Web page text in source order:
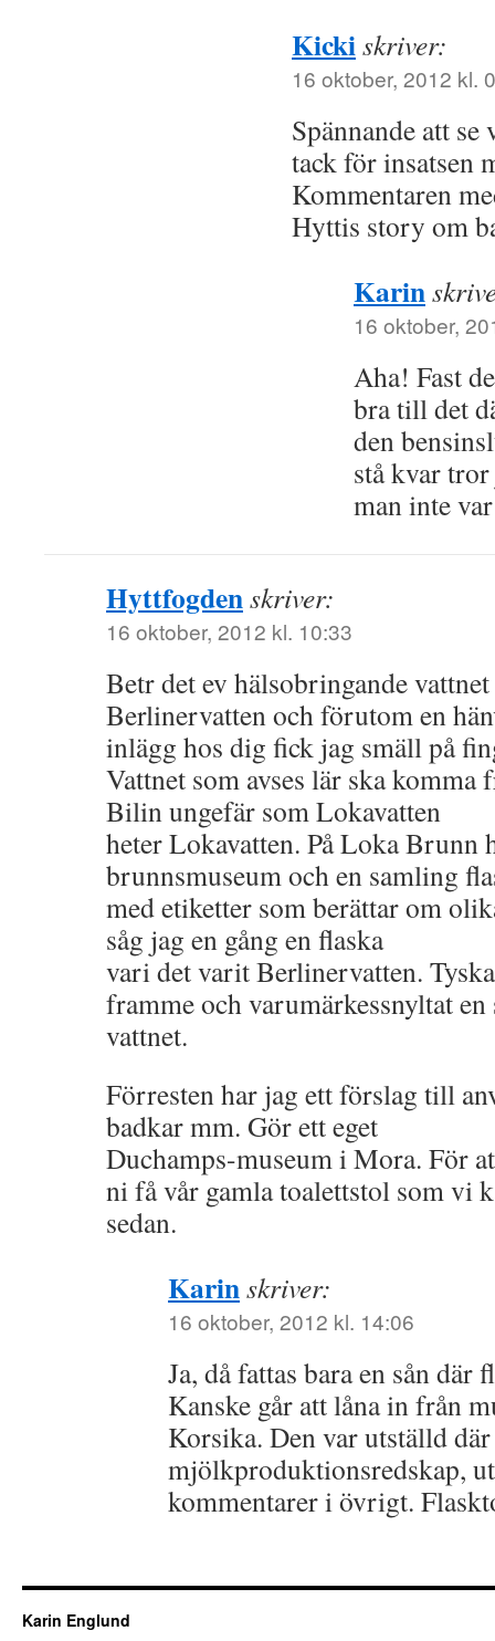
Kickiskriver:
16 oktober, 2012 kl.
Spännande att
tack för insatsen
Kommentaren
Hyttis story om
Karin
16 oktober,
Aha! Fast
bra till det
den
stå kvar
man inte
Hyttfogdenskriver:
16 oktober, 2012 kl. 10:33
Betr det ev hälsobringande
Berlinervatten och förutom en
inlägg hos dig fick jag smäll på
Vattnet som avses lär ska
Bilin ungefär som Lokavatten
heter Lokavatten. På Loka Brunn
brunnsmuseum och en samling
med etiketter som berättar om
såg jag en gång en flaska
vari det varit Berlinervatten.
framme och varumärkessnyltat
vattnet.
Förresten har jag ett förslag till
badkar mm. Gör ett eget
Duchamps-museum i Mora. För
ni få vår gamla toalettstol som vi
sedan.
Karinskriver:
16 oktober, 2012 kl. 14:06
Ja, då fattas bara en sån
Kanske går att låna in från
Korsika. Den var utställd
mjölkproduktionsredskap,
kommentarer i övrigt.
Karin Englund